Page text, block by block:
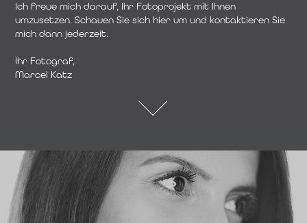
Ich freue mich darauf, Ihr Fotoprojekt mit Ihnen
umzusetzen. Schauen Sie sich hier um und kontaktieren Sie
mich dann jederzeit.
Ihr Fotograf,
Marcel Katz
Ich freue mich darauf, Ihr Fotoprojekt mit Ihnen
umzusetzen. Schauen Sie sich hier um und kontaktieren Sie
mich dann jederzeit.
Ihr Fotograf,
Marcel Katz